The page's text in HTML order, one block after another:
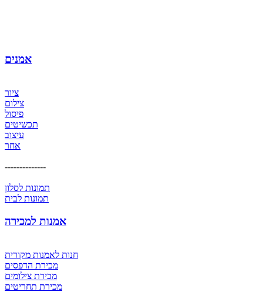
אמנים
ציור
צילום
פיסול
תכשיטים
עיצוב
אחר
--------------
תמונות לסלון
תמונות לבית
אמנות למכירה
חנות לאמנות מקורית
מכירת הדפסים
מכירת צילומים
מכירת תחריטים